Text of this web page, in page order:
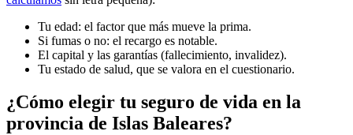
Tu edad: el factor que más mueve la prima.
Si fumas o no: el recargo es notable.
El capital y las garantías (fallecimiento, invalidez).
Tu estado de salud, que se valora en el cuestionario.
¿Cómo elegir tu seguro de vida en la
provincia de Islas Baleares?